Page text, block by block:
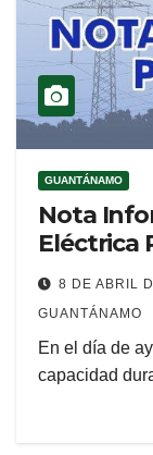
GUANTÁNAMO
Nota
Eléctrica
8 DE ABRIL
GUANTÁNAMO
En el día de
capacidad